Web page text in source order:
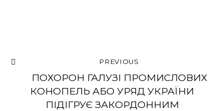
PREVIOUS
ПОХОРОН ГАЛУЗІ ПРОМИСЛОВИХ
КОНОПЕЛЬ АБО УРЯД УКРАЇНИ
ПІДІГРУЄ ЗАКОРДОННИМ